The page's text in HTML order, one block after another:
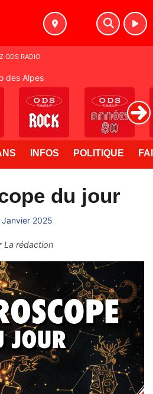
INFOS POLITIQUE
du jour
Janvier 2025
La rédaction
ODS RADIO
des Alpes